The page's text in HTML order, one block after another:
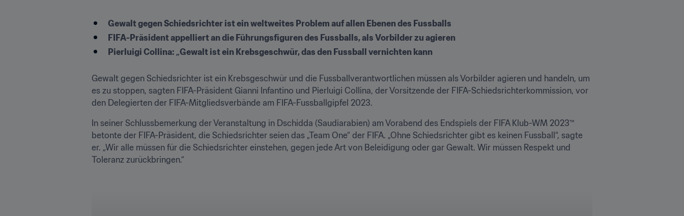
Gewalt gegen Schiedsrichter ist ein weltweites Problem auf allen Ebenen des Fussballs
FIFA-Präsident appelliert an die Führungsfiguren des Fussballs, als Vorbilder zu agieren
Pierluigi Collina: „Gewalt ist ein Krebsgeschwür, das den Fussball vernichten kann
Gewalt gegen Schiedsrichter ist ein Krebsgeschwür und die Fussballverantwortlichen müssen als Vorbilder agieren und handeln, um
es zu stoppen, sagten FIFA-Präsident Gianni Infantino und Pierluigi Collina, der Vorsitzende der FIFA-Schiedsrichterkommission, vor
den Delegierten der FIFA-Mitgliedsverbände am FIFA-Fussballgipfel 2023.
In seiner Schlussbemerkung der Veranstaltung in Dschidda (Saudiarabien) am Vorabend des Endspiels der FIFA Klub-WM 2023™
betonte der FIFA-Präsident, die Schiedsrichter seien das „Team One“ der FIFA. „Ohne Schiedsrichter gibt es keinen Fussball“, sagte
er. „Wir alle müssen für die Schiedsrichter einstehen, gegen jede Art von Beleidigung oder gar Gewalt. Wir müssen Respekt und
Toleranz zurückbringen.“